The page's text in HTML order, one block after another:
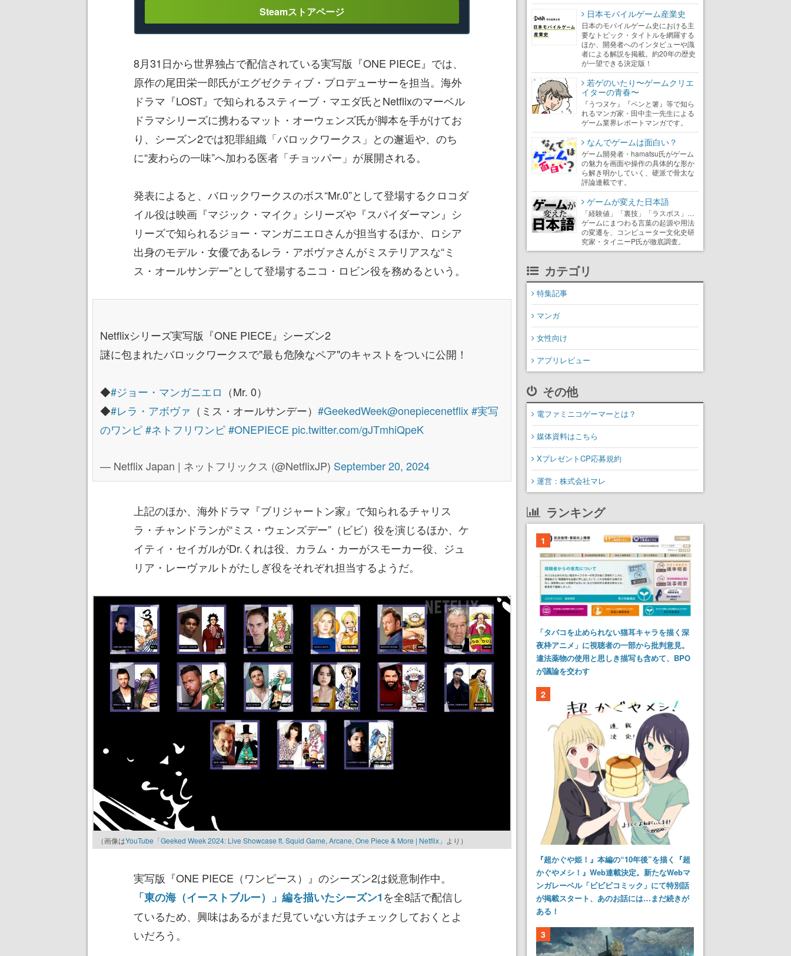
Steamストアページ
8月31日から世界独占で配信されている実写版『ONE PIECE』では、
原作の尾田栄一郎氏がエグゼクティブ・プロデューサーを担当。海外
ドラマ『LOST』で知られるスティーブ・マエダ氏とNetflixのマーベル
ドラマシリーズに携わるマット・オーウェンズ氏が脚本を手がけてお
り、シーズン2では犯罪組織「バロックワークス」との邂逅や、のち
に“麦わらの一味”へ加わる医者「チョッパー」が展開される。
発表によると、バロックワークスのボス“Mr.0”として登場するクロコダ
イル役は映画『マジック・マイク』シリーズや『スパイダーマン』シ
リーズで知られるジョー・マンガニエロさんが担当するほか、ロシア
出身のモデル・女優であるレラ・アボヴァさんがミステリアスな“ミ
ス・オールサンデー”として登場するニコ・ロビン役を務めるという。
Netflixシリーズ実写版『ONE PIECE』シーズン2
謎に包まれたバロックワークスで"最も危険なペア"のキャストをついに公開！
◆#ジョー・マンガニエロ （Mr. 0）
◆#レラ・アボヴァ （ミス・オールサンデー） #GeekedWeek@onepiecenetflix#実写
のワンピ#ネトフリワンピ#ONEPIECE pic.twitter.com/gJTmhiQpeK
— Netflix Japan | ネットフリックス (@NetflixJP) September 20, 2024
上記のほか、海外ドラマ『ブリジャートン家』で知られるチャリス
ラ・チャンドランが“ミス・ウェンズデー”（ビビ）役を演じるほか、ケ
イティ・セイガルがDr.くれは役、カラム・カーがスモーカー役、ジュ
リア・レーヴァルトがたしぎ役をそれぞれ担当するようだ。
（画像はYouTube「Geeked Week 2024: Live Showcase ft. Squid Game, Arcane, One Piece & More | Netflix」 より）
実写版『ONE PIECE（ワンピース）』のシーズン2は鋭意制作中。
「東の海（イーストブルー）」編を描いたシーズン1を全8話で配信し
ているため、興味はあるがまだ見ていない方はチェックしておくとよ
いだろう。
日本モバイルゲーム産業史
日本のモバイルゲーム史における主
要なトピック・タイトルを網羅する
ほか、開発者へのインタビューや識
者による解説を掲載。約20年の歴史
が一望できる決定版！
若ゲのいたり〜ゲームクリエ
イターの青春〜
『うつヌケ』『ペンと箸』等で知ら
れるマンガ家・田中圭一先生による
ゲーム業界レポートマンガです。
なんでゲームは面白い？
ゲーム開発者・hamatsu氏がゲーム
の魅力を画面や操作の具体的な形か
ら解き明かしていく、硬派で骨太な
評論連載です。
ゲームが変えた日本語
「経験値」「裏技」「ラスボス」…
ゲームにまつわる言葉の起源や用法
の変遷を、コンピューター文化史研
究家・タイニーP氏が徹底調査。
カテゴリ
特集記事
マンガ
女性向け
アプリレビュー
その他
電ファミニコゲーマーとは？
媒体資料はこちら
XプレゼントCP応募規約
運営：株式会社マレ
ランキング
1
「タバコを止められない猫耳キャラを描く深
夜枠アニメ」に視聴者の一部から批判意見。
違法薬物の使用と思しき描写も含めて、BPO
が議論を交わす
2
『超かぐや姫！』本編の“10年後”を描く『超
かぐやメシ！』Web連載決定。新たなWebマ
ンガレーベル「ビビビコミック」にて特別話
が掲載スタート、あのお話には…まだ続きが
ある！
3